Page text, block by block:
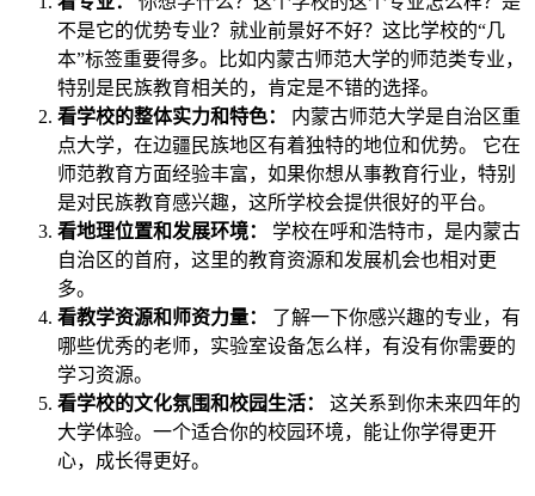
不是它的优势专业？就业前景好不好？这比学校的“几
本”标签重要得多。比如内蒙古师范大学的师范类专业，
特别是民族教育相关的，肯定是不错的选择。
看学校的整体实力和特色：
内蒙古师范大学是自治区重
点大学，在边疆民族地区有着独特的地位和优势。 它在
师范教育方面经验丰富，如果你想从事教育行业，特别
是对民族教育感兴趣，这所学校会提供很好的平台。
看地理位置和发展环境：
学校在呼和浩特市，是内蒙古
自治区的首府，这里的教育资源和发展机会也相对更
多。
看教学资源和师资力量：
了解一下你感兴趣的专业，有
哪些优秀的老师，实验室设备怎么样，有没有你需要的
学习资源。
看学校的文化氛围和校园生活：
这关系到你未来四年的
大学体验。一个适合你的校园环境，能让你学得更开
心，成长得更好。